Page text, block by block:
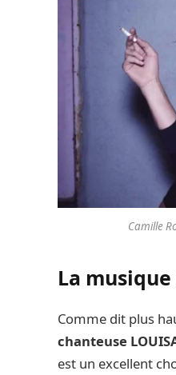
Camille
La
Comme dit plus
chanteuse
est un excellent